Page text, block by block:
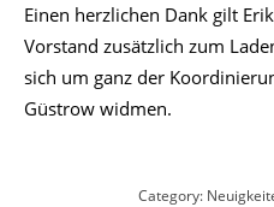
Einen herzlichen Dank gilt
Vorstand zusätzlich zum
sich um ganz der
Güstrow widmen.
Category: